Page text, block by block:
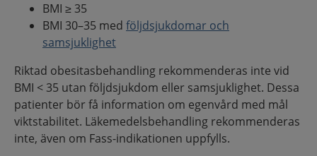
BMI ≥ 35
BMI 30–35 med följdsjukdomar och
samsjuklighet
Riktad obesitasbehandling rekommenderas inte vid
BMI < 35 utan följdsjukdom eller samsjuklighet. Dessa
patienter bör få information om egenvård med mål
viktstabilitet. Läkemedelsbehandling rekommenderas
inte, även om Fass-indikationen uppfylls.